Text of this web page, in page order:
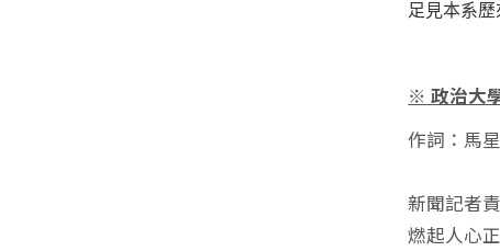
足見本系
※ 政治大
作詞：馬
新聞記者
燃起人心